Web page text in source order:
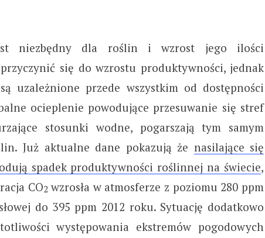
niezbędny dla roślin i wzrost jego ilości
się do wzrostu produktywności, jednak
uzależnione przede wszystkim od dostępności
ocieplenie powodujące przesuwanie się stref
stosunki wodne, pogarszają tym samym
Już aktualne dane pokazują że nasilające się
spadek produktywności roślinnej na świecie,
CO2 wzrosła w atmosferze z poziomu 280 ppm
do 395 ppm 2012 roku. Sytuację dodatkowo
występowania ekstremów pogodowych